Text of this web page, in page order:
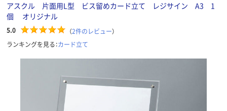
アスクル 片面用L型 ビス留めカード立て レジサイン A3 1
個 オリジナル
5.0 （2件のレビュー）
ランキングを見る：カード立て